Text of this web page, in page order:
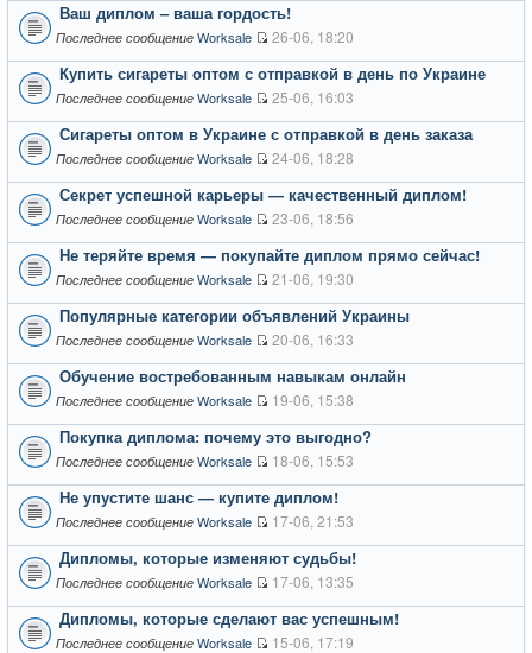
Ваш диплом – ваша гордость!
Последнее сообщение Worksale 26-06, 18:20
Купить сигареты оптом с отправкой в день по Украине
Последнее сообщение Worksale 25-06, 16:03
Сигареты оптом в Украине с отправкой в день заказа
Последнее сообщение Worksale 24-06, 18:28
Секрет успешной карьеры — качественный диплом!
Последнее сообщение Worksale 23-06, 18:56
Не теряйте время — покупайте диплом прямо сейчас!
Последнее сообщение Worksale 21-06, 19:30
Популярные категории объявлений Украины
Последнее сообщение Worksale 20-06, 16:33
Обучение востребованным навыкам онлайн
Последнее сообщение Worksale 19-06, 15:38
Покупка диплома: почему это выгодно?
Последнее сообщение Worksale 18-06, 15:53
Не упустите шанс — купите диплом!
Последнее сообщение Worksale 17-06, 21:53
Дипломы, которые изменяют судьбы!
Последнее сообщение Worksale 17-06, 13:35
Дипломы, которые сделают вас успешным!
Последнее сообщение Worksale 15-06, 17:19